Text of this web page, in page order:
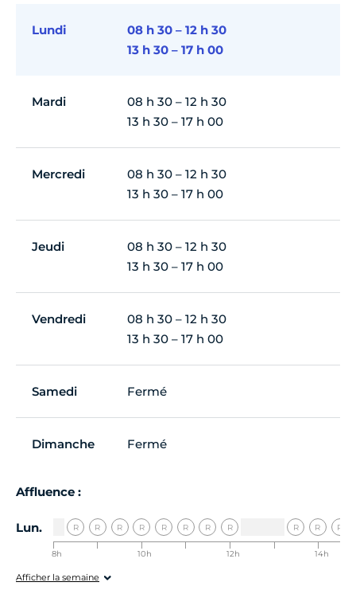
Lundi
08 h 30 – 12 h 30
13 h 30 – 17 h 00
Mardi
08 h 30 – 12 h 30
13 h 30 – 17 h 00
Mercredi
08 h 30 – 12 h 30
13 h 30 – 17 h 00
Jeudi
08 h 30 – 12 h 30
13 h 30 – 17 h 00
Vendredi
08 h 30 – 12 h 30
13 h 30 – 17 h 00
Samedi Fermé
Dimanche Fermé
Affluence :
Lun.
8h
00-8h30 10h
00-10h30 12h
00-12h30 14h
00-14h30
R R R R R R R R R R R
Afficher la semaine